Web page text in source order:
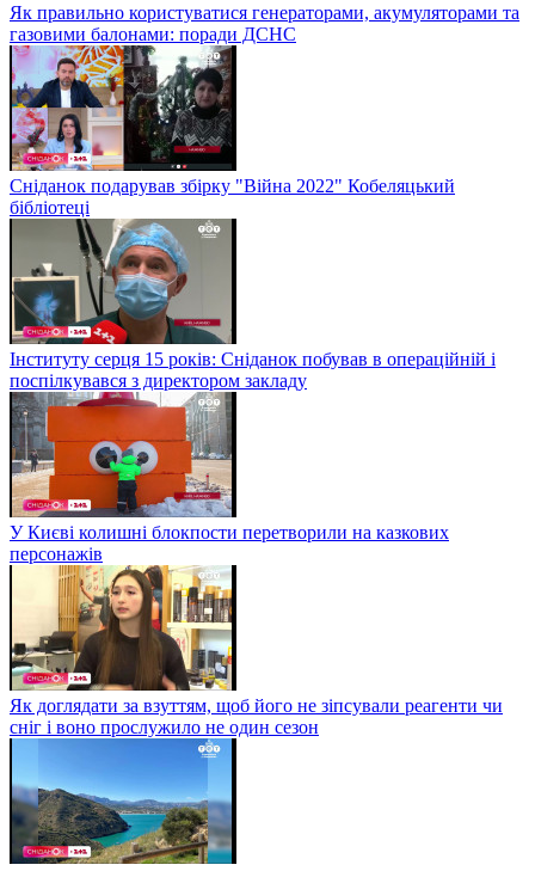
Як правильно користуватися генераторами, акумуляторами та
газовими балонами: поради ДСНС
Сніданок подарував збірку "Війна 2022" Кобеляцький
бібліотеці
Інституту серця 15 років: Сніданок побував в операційній і
поспілкувався з директором закладу
У Києві колишні блокпости перетворили на казкових
персонажів
Як доглядати за взуттям, щоб його не зіпсували реагенти чи
сніг і воно прослужило не один сезон